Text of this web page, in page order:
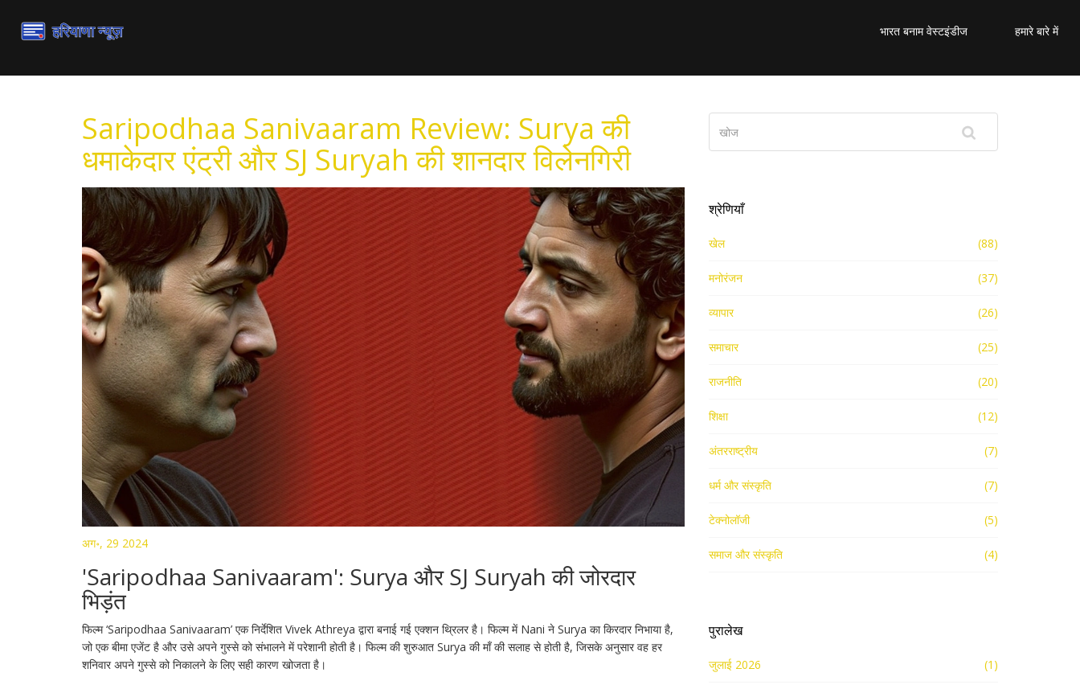
भारत बनाम वेस्टइंडीज हमारे बारे में
Saripodhaa Sanivaaram Review: Surya की
धमाकेदार एंट्री और SJ Suryah की शानदार विलेनगिरी
अग॰, 29 2024
'Saripodhaa Sanivaaram': Surya और SJ Suryah की जोरदार
भिड़ंत
फिल्म ‘Saripodhaa Sanivaaram’ एक निर्देशित Vivek Athreya द्वारा बनाई गई एक्शन थ्रिलर है। फिल्म में Nani ने Surya का किरदार निभाया है,
जो एक बीमा एजेंट है और उसे अपने गुस्से को संभालने में परेशानी होती है। फिल्म की शुरुआत Surya की माँ की सलाह से होती है, जिसके अनुसार वह हर
शनिवार अपने गुस्से को निकालने के लिए सही कारण खोजता है।
श्रेणियाँ
खेल (88)
मनोरंजन (37)
व्यापार (26)
समाचार (25)
राजनीति (20)
शिक्षा (12)
अंतरराष्ट्रीय (7)
धर्म और संस्कृति (7)
टेक्नोलॉजी (5)
समाज और संस्कृति (4)
पुरालेख
जुलाई 2026 (1)